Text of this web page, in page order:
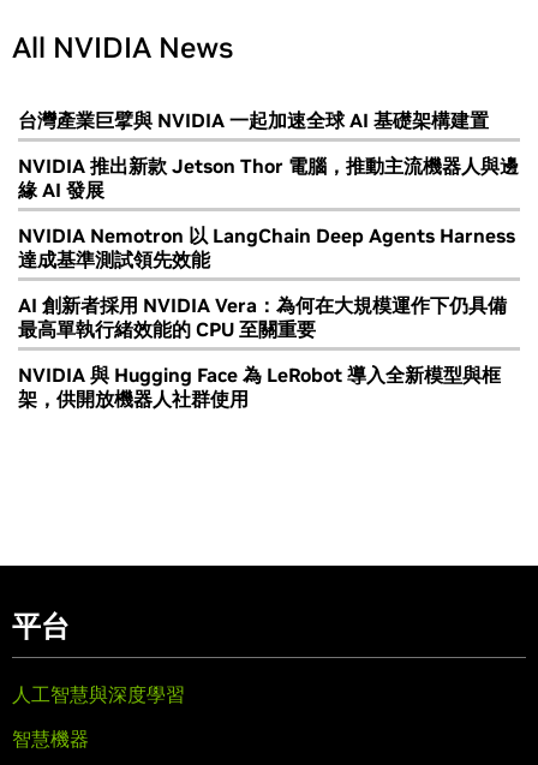
All NVIDIA News
台灣產業巨擘與 NVIDIA 一起加速全球 AI 基礎架構建置
NVIDIA 推出新款 Jetson Thor 電腦，推動主流機器人與邊
緣 AI 發展
NVIDIA Nemotron 以 LangChain Deep Agents Harness
達成基準測試領先效能
AI 創新者採用 NVIDIA Vera：為何在大規模運作下仍具備
最高單執行緒效能的 CPU 至關重要
NVIDIA 與 Hugging Face 為 LeRobot 導入全新模型與框
架，供開放機器人社群使用
平台
人工智慧與深度學習
智慧機器